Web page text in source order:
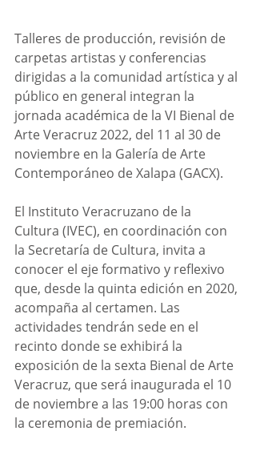
Talleres de producción, revisión de
carpetas artistas y conferencias
dirigidas a la comunidad artística y al
público en general integran la
jornada académica de la VI Bienal de
Arte Veracruz 2022, del 11 al 30 de
noviembre en la Galería de Arte
Contemporáneo de Xalapa (GACX).
El Instituto Veracruzano de la
Cultura (IVEC), en coordinación con
la Secretaría de Cultura, invita a
conocer el eje formativo y reflexivo
que, desde la quinta edición en 2020,
acompaña al certamen. Las
actividades tendrán sede en el
recinto donde se exhibirá la
exposición de la sexta Bienal de Arte
Veracruz, que será inaugurada el 10
de noviembre a las 19:00 horas con
la ceremonia de premiación.